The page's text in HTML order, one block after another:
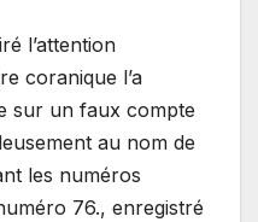
l’attention
coranique l’a
sur un faux compte
au nom de
les numéros
76., enregistré